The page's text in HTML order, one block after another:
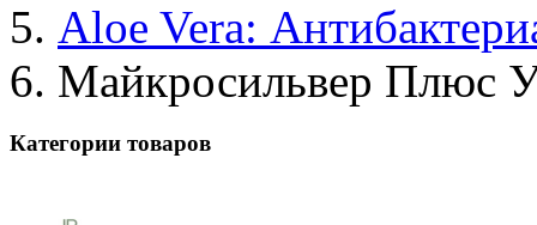
Aloe Vera:
Майкросильвер Плюс
Категории товаров